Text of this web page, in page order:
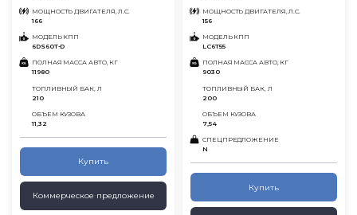
МОЩНОСТЬ ДВИГАТЕЛЯ, Л.С.
166
МОДЕЛЬ КПП
6DS60T-D
ПОЛНАЯ МАССА АВТО, КГ
11980
ТОПЛИВНЫЙ БАК, Л
210
ОБЪЕМ КУЗОВА
11,32
Купить
Коммерческое предложение
МОЩНОСТЬ ДВИГАТЕЛЯ, Л.С.
156
МОДЕЛЬ КПП
LC6T55
ПОЛНАЯ МАССА АВТО, КГ
9030
ТОПЛИВНЫЙ БАК, Л
200
ОБЪЕМ КУЗОВА
7,54
СПЕЦПРЕДЛОЖЕНИЕ
N
Купить